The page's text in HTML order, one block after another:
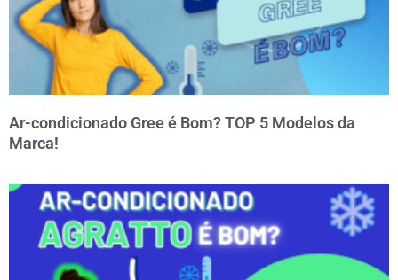
Ar-condicionado Gree é Bom? TOP 5 Modelos da
Marca!